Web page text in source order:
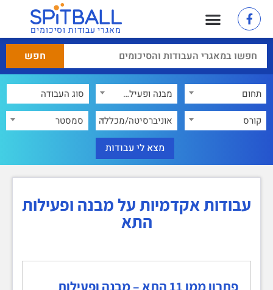
מאגרי עבודות וסיכומים
תחום
מבנה ופעילות התא
קורס
אוניברסיטה/מכללה סמסטר
עבודות אקדמיות על מבנה ופעילות
התא
פתרון ממן 11 התא – מבנה ופעילות